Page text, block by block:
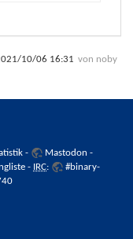
10/06 16:31 von noby
- Mastodon -
- IRC:
#binary-